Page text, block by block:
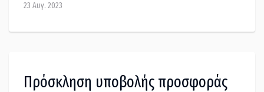
23 Αυγ. 2023
Πρόσκληση υποβολής προσφοράς